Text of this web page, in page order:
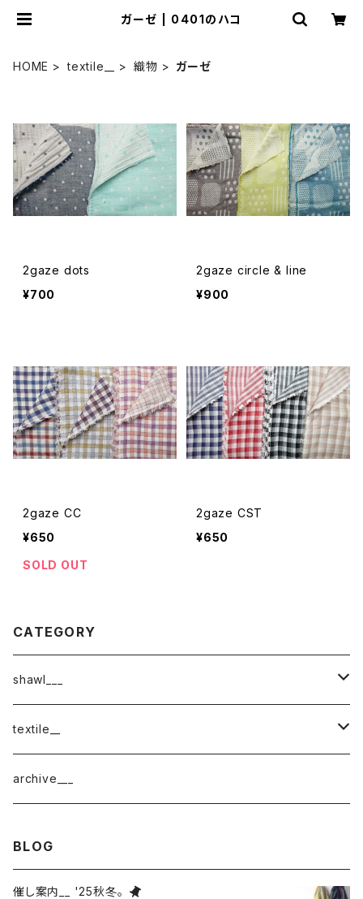
ガーゼ | 0401のハコ
HOME textile__ 織物 ガーゼ
2gaze dots
¥700
2gaze circle & line
¥900
2gaze CC
¥650
SOLD OUT
2gaze CST
¥650
CATEGORY
shawl___
cotton
border
220-120
cotton × wool
block
textile__
織物
チェック
archive___
BLOG
催し案内__ '25秋冬。